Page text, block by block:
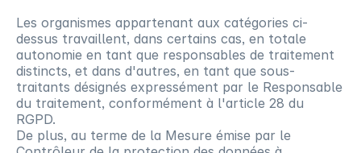
Les organismes appartenant aux catégories ci-
dessus travaillent, dans certains cas, en totale
autonomie en tant que responsables de traitement
distincts, et dans d'autres, en tant que sous-
traitants désignés expressément par le Responsable
du traitement, conformément à l'article 28 du
RGPD.
De plus, au terme de la Mesure émise par le